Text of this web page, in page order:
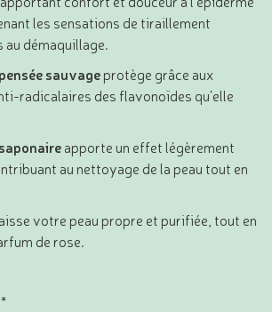
les sensations de tiraillement
au démaquillage.
sauvageprotège grâce aux
radicalaires des flavonoïdes qu’elle
apporte un effet légèrement
au nettoyage de la peau tout en
votre peau propre et purifiée, tout en
de rose.